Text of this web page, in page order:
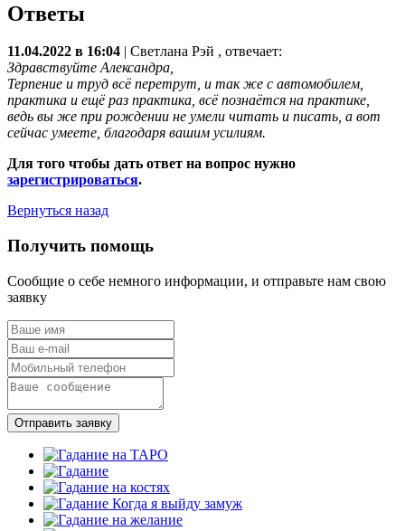
Ответы
11.04.2022 в 16:04 Светлана Рэй , отвечает:
Здравствуйте Александра,
Терпение и труд всё перетрут, и так же с автомобилем,
практика и ещё раз практика, всё познаётся на практике,
ведь вы же при рождении не умели читать и писать, а вот
сейчас умеете, благодаря вашим усилиям.
Для того чтобы дать ответ на вопрос нужно
зарегистрироваться.
Вернуться назад
Получить помощь
Сообщие о себе немного информации, и отправьте нам свою
заявку
Отправить заявку